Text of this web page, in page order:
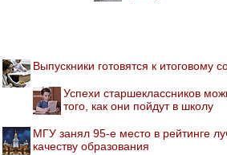
Выпускники готовятся к итоговому
Успехи старшеклассников
того, как они пойдут в школу
МГУ занял 95-е место в рейтинге
качеству образования